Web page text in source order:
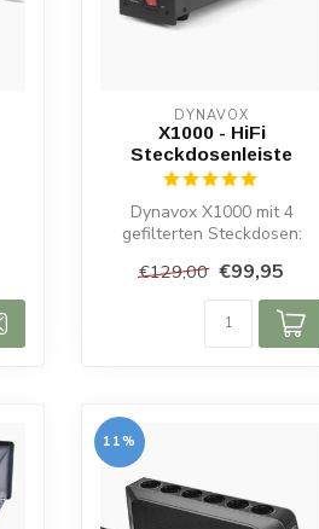
DYNAVOX
X1000 - HiFi
Steckdosenleiste
Dynavox X1000 mit 4
gefilterten Steckdosen:
für mehr Kla...
€129,00 €99,95
11%